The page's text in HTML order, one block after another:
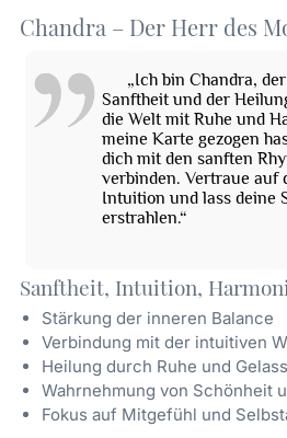
Chandra – Der Herr des
„Ich bin Chandra,
Sanftheit und der
die Welt mit Ruhe und
meine Karte gezogen
dich mit den sanften
verbinden. Vertraue auf
Intuition und lass deine
erstrahlen.“
Sanftheit, Intuition,
Stärkung der inneren Balance
Verbindung mit der intuitiven
Heilung durch Ruhe und
Wahrnehmung von Schönheit
Fokus auf Mitgefühl und